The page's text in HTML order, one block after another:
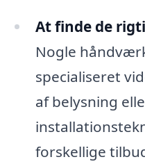
At finde de
Nogle
specialiseret
af belysning
forskellige